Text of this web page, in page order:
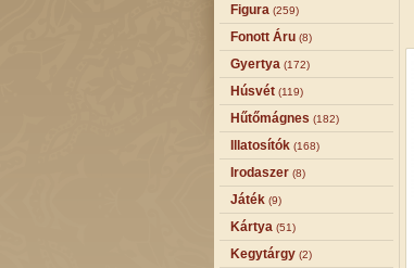
Figura (259)
Fonott Áru (8)
Gyertya (172)
Húsvét (119)
Hűtőmágnes (182)
Illatosítók (168)
Irodaszer (8)
Játék (9)
Kártya (51)
Kegytárgy (2)